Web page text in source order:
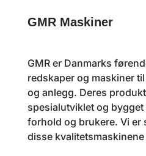
GMR Maskiner
GMR er Danmarks
redskaper og maskiner
og anlegg. Deres
spesialutviklet og
forhold og brukere. Vi er
disse